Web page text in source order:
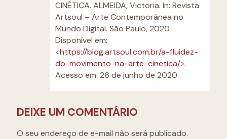
CINÉTICA. ALMEIDA, Victoria. In: Revista
Artsoul – Arte Contemporânea no
Mundo Digital. São Paulo, 2020.
Disponível em:
<https://blog.artsoul.com.br/a-fluidez-
do-movimento-na-arte-cinetica/>.
Acesso em: 26 de junho de 2020
DEIXE UM COMENTÁRIO
O seu endereço de e-mail não será publicado.